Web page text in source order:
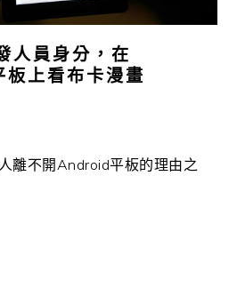
人員身分，在
上看布卡漫畫
離不開Android平板的理由之